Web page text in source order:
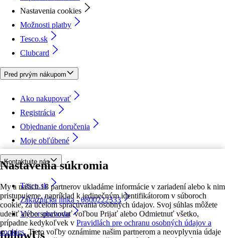
Nastavenia súkromia
My a našich 18 partnerov ukladáme informácie v zariadení alebo k nim
pristupujeme, napríklad k jedinečným identifikátorom v súboroch
cookie, za účelom spracúvania osobných údajov. Svoj súhlas môžete
udeliť alebo spravovať voľbou Prijať alebo Odmietnuť všetko,
prípadne kedykoľvek v Pravidlách pre ochranu osobných údajov a
cookies. Tieto voľby oznámime našim partnerom a neovplyvnia údaje
Nastavenia cookies
Možnosti platby
Tesco.sk
Clubcard
Pred prvým nákupom
Ako nakupovať
Registrácia
Objednanie doručenia
Moje obľúbené
Kontaktujte nás
Tesco.sk
Zákaznícka linka - 0800222333
Výber obchodu
followUs